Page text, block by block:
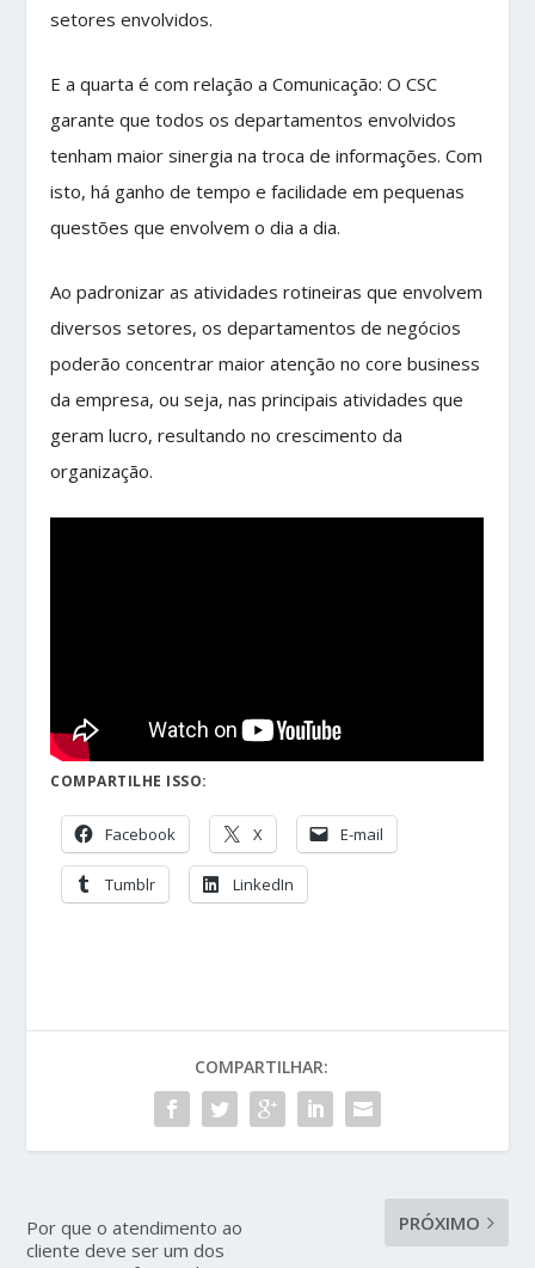
setores envolvidos.
E a quarta é com relação a Comunicação: O CSC
garante que todos os departamentos envolvidos
tenham maior sinergia na troca de informações. Com
isto, há ganho de tempo e facilidade em pequenas
questões que envolvem o dia a dia.
Ao padronizar as atividades rotineiras que envolvem
diversos setores, os departamentos de negócios
poderão concentrar maior atenção no core business
da empresa, ou seja, nas principais atividades que
geram lucro, resultando no crescimento da
organização.
COMPARTILHE ISSO:
Facebook X E-mail
Tumblr LinkedIn
COMPARTILHAR:
Por que o atendimento ao
cliente deve ser um dos
PRÓXIMO